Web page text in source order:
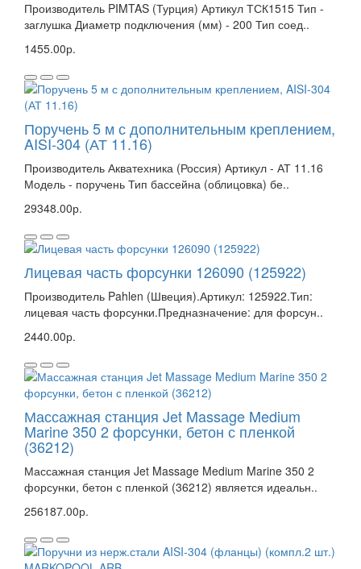
Производитель PIMTAS (Турция) Артикул ТСК1515 Тип -
заглушка Диаметр подключения (мм) - 200 Тип соед..
1455.00р.
Поручень 5 м с дополнительным креплением,
AISI-304 (АТ 11.16)
Производитель Акватехника (Россия) Артикул - АТ 11.16
Модель - поручень Тип бассейна (облицовка) бе..
29348.00р.
Лицевая часть форсунки 126090 (125922)
Производитель Pahlen (Швеция).Артикул: 125922.Тип:
лицевая часть форсунки.Предназначение: для форсун..
2440.00р.
Массажная станция Jet Massage Medium
Marine 350 2 форсунки, бетон с пленкой
(36212)
Массажная станция Jet Massage Medium Marine 350 2
форсунки, бетон с пленкой (36212) является идеальн..
256187.00р.